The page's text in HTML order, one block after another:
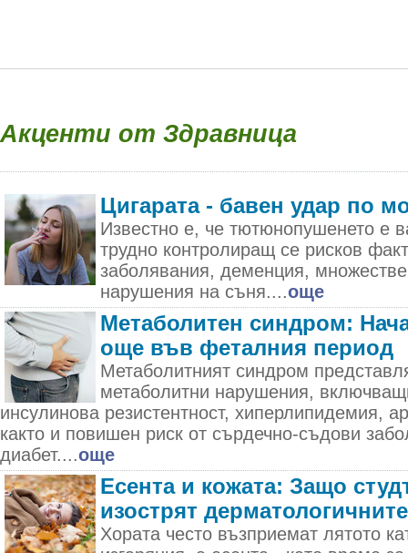
Акценти от Здравница
Цигарата - бавен удар по
Известно е, че тютюнопушенето е
трудно контролиращ се рисков
заболявания, деменция,
нарушения на съня....още
Метаболитен синдром:
още във феталния период
Метаболитният синдром
метаболитни нарушения,
инсулинова резистентност, хиперлипидемия,
както и повишен риск от сърдечно-съдови
диабет....още
Есента и кожата: Защо
изострят
Хората често възприемат лятото